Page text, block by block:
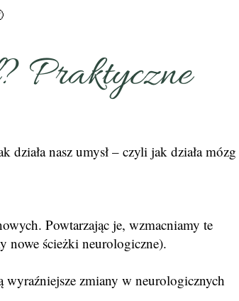
Praktyczne
działa nasz umysł – czyli jak działa
Powtarzając je, wzmacniamy te
nowe ścieżki neurologiczne).
zmiany w neurologicznych